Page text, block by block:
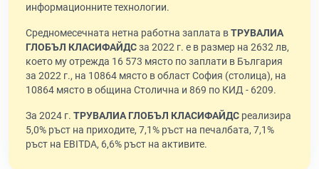
информационните технологии.
Средномесечната нетна работна заплата вТРУВАЛИА
ГЛОБЪЛ КЛАСИФАЙДСза 2022 г. е в размер на 2632 лв,
което му отрежда 16 573 място по заплати в България
за 2022 г., на 10864 място в област София (столица), на
10864 място в община Столична и 869 по КИД - 6209.
За 2024 г. ТРУВАЛИА ГЛОБЪЛ КЛАСИФАЙДС реализира
5,0% ръст на приходите, 7,1% ръст на печалбата, 7,1%
ръст на EBITDA, 6,6% ръст на активите.